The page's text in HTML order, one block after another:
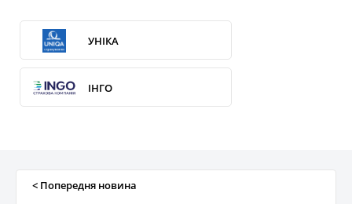
УНІКА
ІНГО
ПЗУ Україна
< Попередня новина